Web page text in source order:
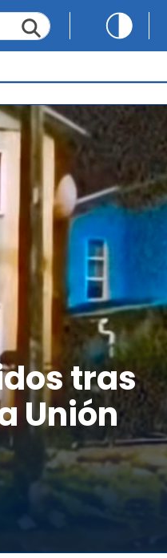
tras
Unión